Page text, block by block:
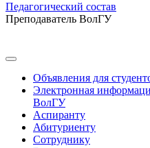
Педагогический состав
Преподаватель ВолГУ
Объявления для
Электронная
ВолГУ
Аспиранту
Абитуриенту
Сотруднику